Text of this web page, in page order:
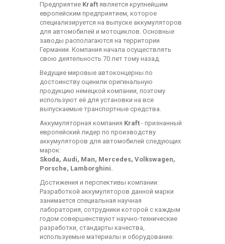
Предприятие Kraft является крупнейшим
европейским предприятием, которое
специализируется на выпуске аккумуляторов
для автомобилей и мотоциклов. Основные
заводы располагаются на территории
Германии. Компания начала осуществлять
свою деятельность 70 лет тому назад.
Ведущие мировые автоконцерны по
достоинству оценили оригинальную
продукцию немецкой компании, поэтому
используют её для установки на все
выпускаемые транспортные средства.
Аккумуляторная компания Kraft - признанный
европейский лидер по производству
аккумуляторов для автомобилей следующих
марок:
Skoda, Audi, Man, Mercedes, Volkswagen,
Porsche, Lamborghini.
Достижения и перспективы компании:
Разработкой аккумуляторов данной марки
занимается специальная научная
лаборатория, сотрудники которой с каждым
годом совершенствуют научно-технические
разработки, стандарты качества,
используемые материалы и оборудование.